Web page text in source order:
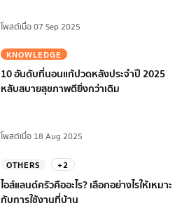
โพสต์เมื่อ 07 Sep 2025
KNOWLEDGE
10 อันดับที่นอนแก้ปวดหลังประจำปี 2025
หลับสบายสุขภาพดียิ่งกว่าเดิม
โพสต์เมื่อ 18 Aug 2025
OTHERS +2
ไอส์แลนด์ครัวคืออะไร? เลือกอย่างไรให้เหมาะ
กับการใช้งานที่บ้าน